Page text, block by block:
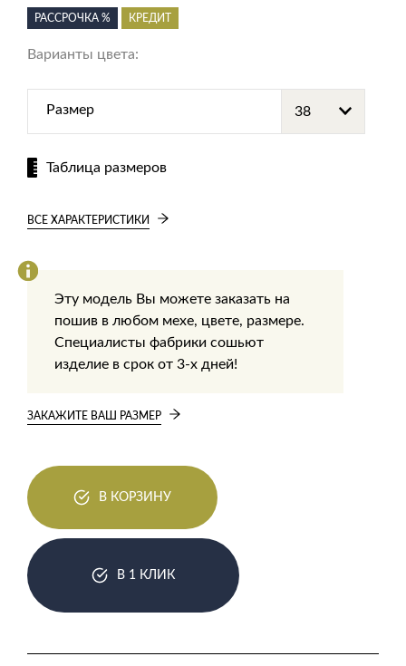
РАССРОЧКА % КРЕДИТ
Варианты цвета:
Размер
Таблица размеров
ВСЕ ХАРАКТЕРИСТИКИ
Эту модель Вы можете заказать на
пошив в любом мехе, цвете, размере.
Специалисты фабрики сошьют
изделие в срок от 3-х дней!
ЗАКАЖИТЕ ВАШ РАЗМЕР
В КОРЗИНУ
В 1 КЛИК